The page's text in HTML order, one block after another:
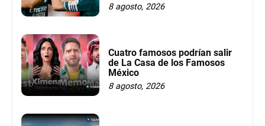
8 agosto, 2026
Cuatro famosos podrían salir
de La Casa de los Famosos
México
8 agosto, 2026